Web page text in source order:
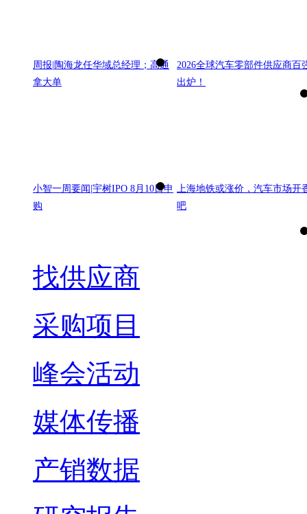
周报|陶海龙任华域总经理；高通
拿大单
2026全球汽车零部件供应商百
出炉！
小智一周要闻|宇树IPO 8月10日申
购
上海地铁或涨价，汽车市场开
吧
找供应商
采购项目
峰会活动
媒体传播
产销数据